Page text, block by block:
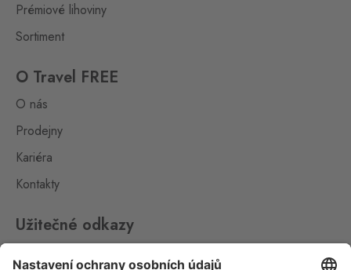
Prémiové lihoviny
Sortiment
O Travel FREE
O nás
Prodejny
Kariéra
Kontakty
Užitečné odkazy